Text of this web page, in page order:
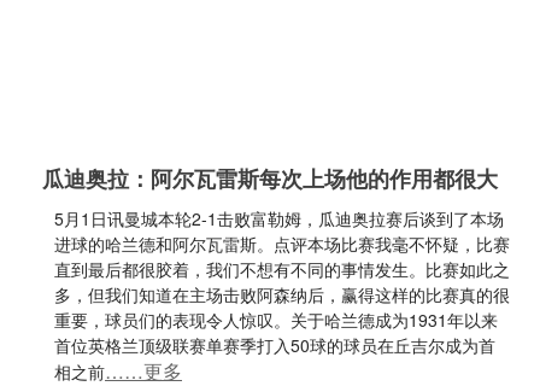
瓜迪奥拉：阿尔瓦雷斯每次上场他的作用都很大
5月1日讯曼城本轮2-1击败富勒姆，瓜迪奥拉赛后谈到了本场
进球的哈兰德和阿尔瓦雷斯。点评本场比赛我毫不怀疑，比赛
直到最后都很胶着，我们不想有不同的事情发生。比赛如此之
多，但我们知道在主场击败阿森纳后，赢得这样的比赛真的很
重要，球员们的表现令人惊叹。关于哈兰德成为1931年以来
首位英格兰顶级联赛单赛季打入50球的球员在丘吉尔成为首
相之前……更多